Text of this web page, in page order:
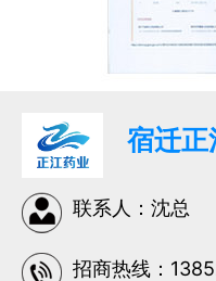
宿迁正
联系人：沈总
招商热线：